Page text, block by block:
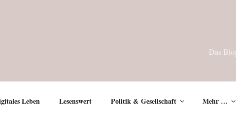
Das
Leben Lesenswert Politik & Gesellschaft Mehr …